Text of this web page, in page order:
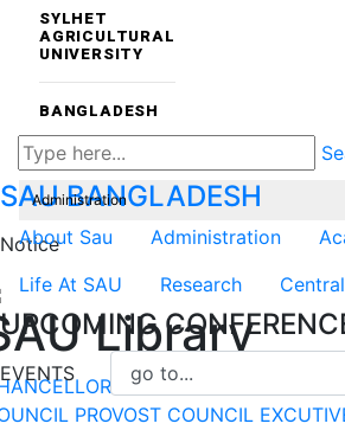
SYLHET
AGRICULTURAL
UNIVERSITY
BANGLADESH
SAUBANGLADESH
About Sau Administration
Life At SAU
Research
UPCOMING
EVENTS
Administration
Notice
Library
VICE-CHANCELLOR
PROVOST COUNCIL